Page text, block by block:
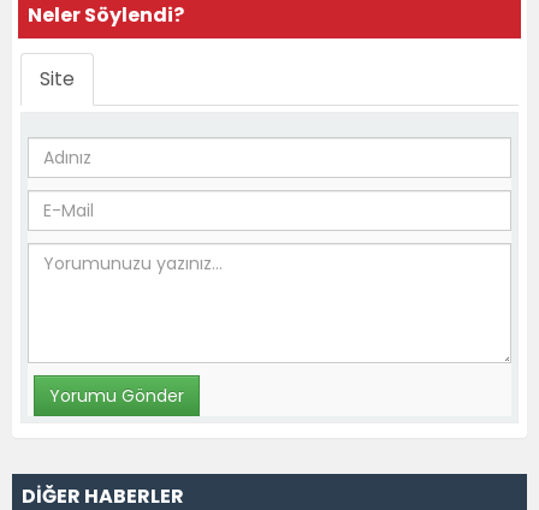
Neler Söylendi?
Site
DİĞER HABERLER